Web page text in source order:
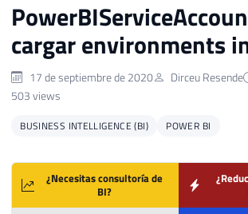
cargar environments
17 de septiembre de 2020 Dirceu Resende
503 views
BUSINESS INTELLIGENCE (BI) POWER BI
¿Necesitas consultoría de
BI?